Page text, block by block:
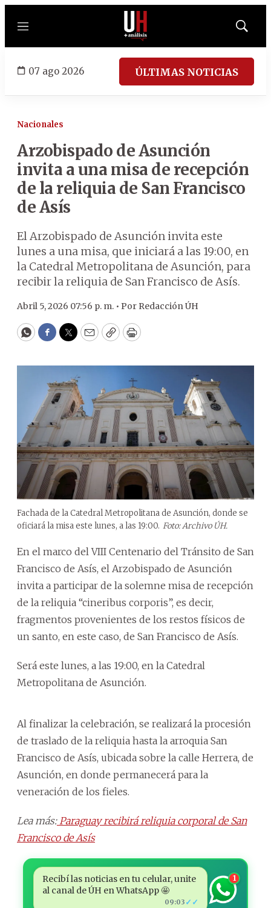
Menú
Mostrar
07 ago 2026 ÚLTIMAS NOTICIAS
Nacionales
Arzobispado de Asunción
invita a una misa de recepción
de la reliquia de San Francisco
de Asís
El Arzobispado de Asunción invita este
lunes a una misa, que iniciará a las 19:00, en
la Catedral Metropolitana de Asunción, para
recibir la reliquia de San Francisco de Asís.
Abril 5, 2026 07:56 p. m. • Por Redacción ÚH
WhatsApp
Facebook
Twitter
EmailCopyPrint
Fachada de la Catedral Metropolitana de Asunción, donde se
oficiará la misa este lunes, a las 19:00. Foto: Archivo ÚH.
En el marco del VIII Centenario del Tránsito de San
Francisco de Asís, el Arzobispado de Asunción
invita a participar de la solemne misa de recepción
de la reliquia “cineribus corporis”, es decir,
fragmentos provenientes de los restos físicos de
un santo, en este caso, de San Francisco de Asís.
Será este lunes, a las 19:00, en la Catedral
Metropolitana de Asunción.
Al finalizar la celebración, se realizará la procesión
de traslado de la reliquia hasta la arroquia San
Francisco de Asís, ubicada sobre la calle Herrera, de
Asunción, en donde permanecerá para la
veneración de los fieles.
Lea más:Paraguay recibirá reliquia corporal de San
Francisco de Asís
Recibí las noticias en tu celular, unite
al canal de ÚH en WhatsApp 🤩
09:03 ✓✓
1